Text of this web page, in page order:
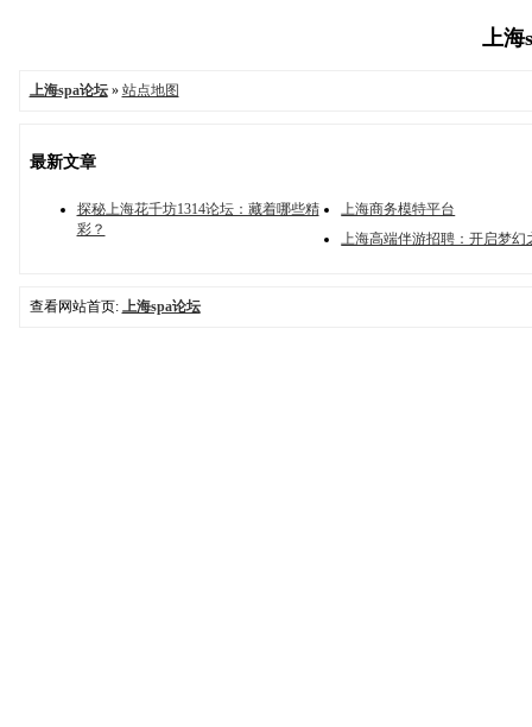
上海
上海spa论坛» 站点地图
最新文章
探秘上海花千坊1314论坛：藏着哪些精
彩？
上海商务模特平台
上海高端伴游招聘：开启梦幻
查看网站首页: 上海spa论坛